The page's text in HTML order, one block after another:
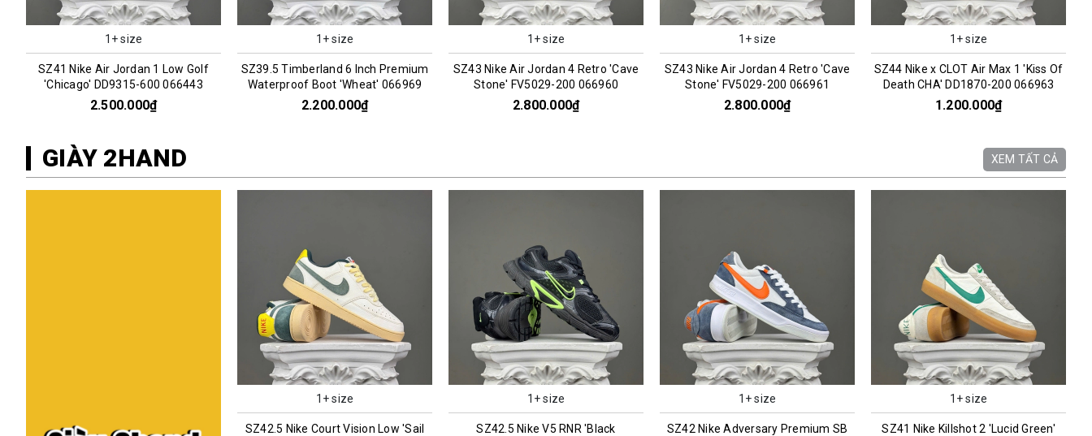
1+ size
SZ39.5 Timberland 6 Inch Premium
Waterproof Boot 'Wheat' 066969
2.200.000₫
1+ size
SZ43 Nike Air Jordan 4 Retro 'Cave
Stone' FV5029-200 066960
2.800.000₫
1+ size
SZ43 Nike Air Jordan 4 Retro 'Cave
Stone' FV5029-200 066961
2.800.000₫
1+ size
SZ44 Nike x CLOT Air Max 1 'Kiss Of
Death CHA' DD1870-200 066963
1.200.000₫
1+ size
SZ39 Nike Kwondo 1 'G-Dragon
Peaceminusone Panda' DH2482-101
066957
2.200.000₫
GIÀY 2HAND XEM TẤT CẢ
1+ size
SZ42.5 Nike Court Vision Low 'Sail
1+ size
SZ42.5 Nike V5 RNR 'Black
1+ size
SZ42 Nike Adversary Premium SB
1+ size
SZ41 Nike Killshot 2 'Lucid Green'